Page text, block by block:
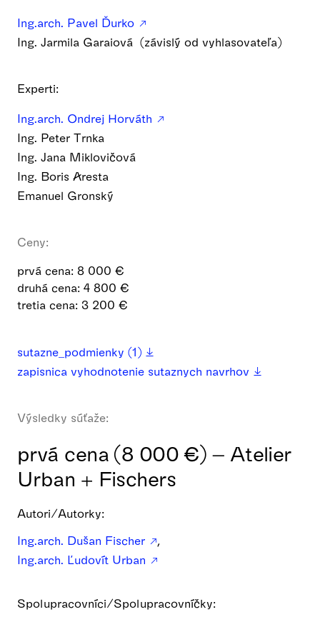
Ing.arch. Pavel Ďurko
Ing. Jarmila Garaiová (závislý od vyhlasovateľa)
Experti:
Ing.arch. Ondrej Horváth
Ing. Peter Trnka
Ing. Jana Miklovičová
Ing. Boris Aresta
Emanuel Gronský
Ceny:
prvá cena: 8 000 €
druhá cena: 4 800 €
tretia cena: 3 200 €
sutazne_podmienky (1)
zapisnica vyhodnotenie sutaznych navrhov
Výsledky súťaže:
prvá cena (8 000 €) – Atelier
Urban + Fischers
Autori/Autorky:
Ing.arch. Dušan Fischer
Ing.arch. Ľudovít Urban
Spolupracovníci/Spolupracovníčky: